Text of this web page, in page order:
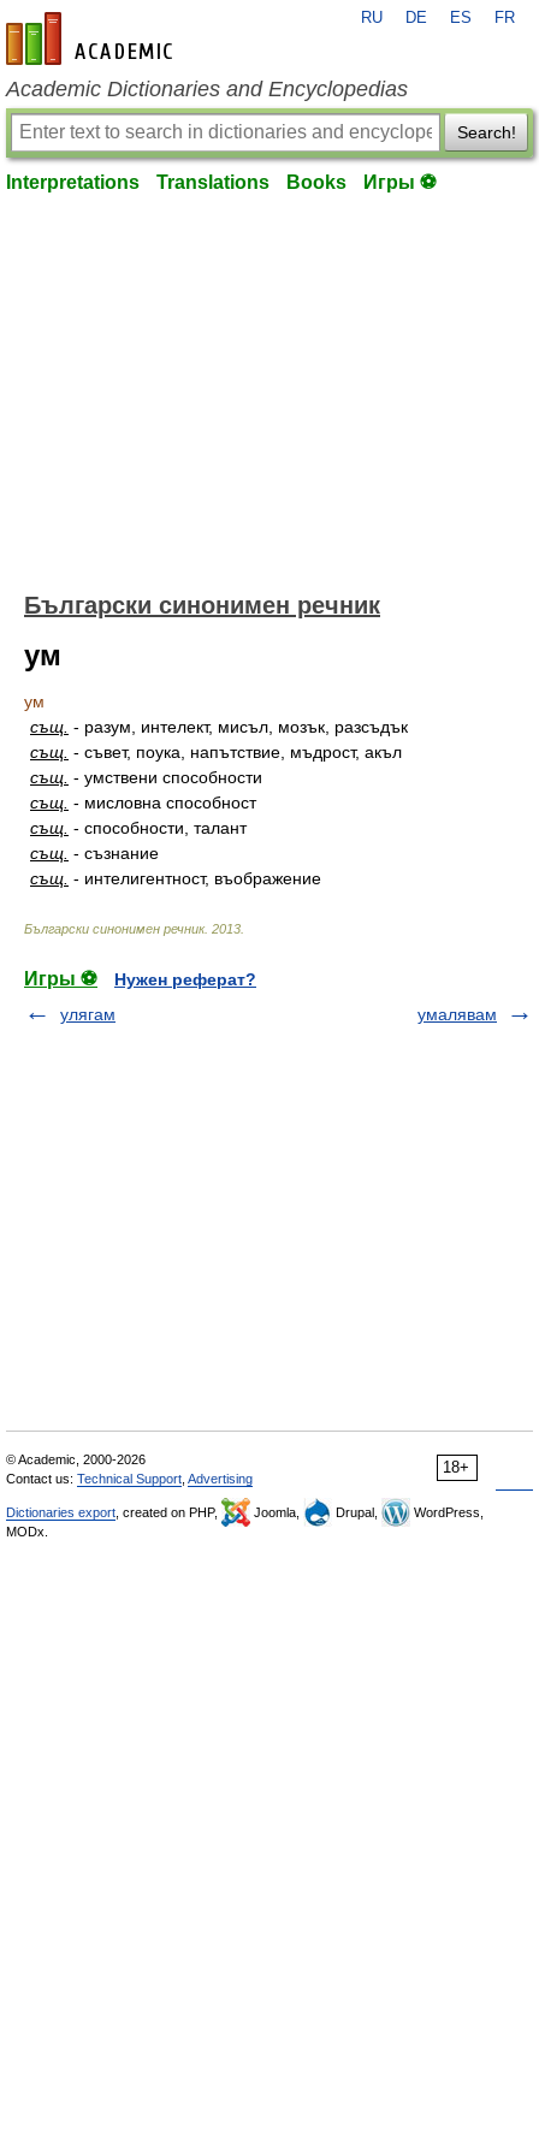
en-academic.com
RU DE ES FR
Academic Dictionaries and Encyclopedias
Search!
Interpretations Translations Books Игры ⚽
Български синонимен речник
ум
ум
същ. - разум, интелект, мисъл, мозък, разсъдък
същ. - съвет, поука, напътствие, мъдрост, акъл
същ. - умствени способности
същ. - мисловна способност
същ. - способности, талант
същ. - съзнание
същ. - интелигентност, въображение
Български синонимен речник. 2013
Игры ⚽
Нужен реферат?
улягам
умалявам
18+
© Academic, 2000-2026
Contact us: Technical Support Advertising
Dictionaries export , created on PHP, Joomla, Drupal,
WordPress,
MODx.